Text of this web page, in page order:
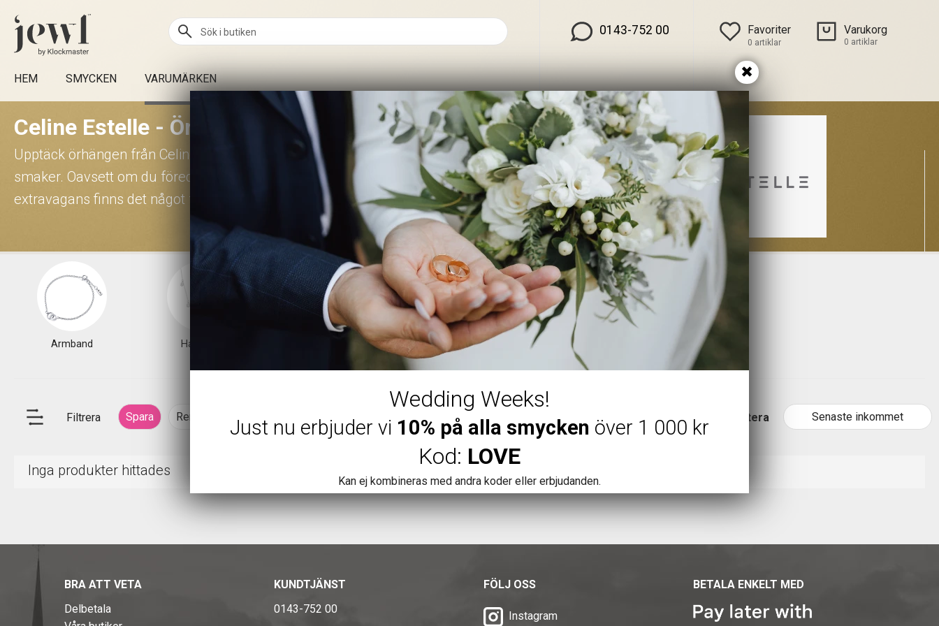
0143-752 00 Favoriter
0 artiklar
Varukorg
0 artiklar
HEM SMYCKEN VARUMÄRKEN
Celine Estelle - Örhängen
Upptäck örhängen från CelineEstelle, designade för att tilltala alla
smaker. Oavsett om du föredrar enkel elegans eller glamourös
extravagans finns det något för dig.
Armband Halsband Örhängen
Filtrera Spara Rensa Sortera Senaste inkommet
Inga produkter hittades
BRA ATT VETA
Delbetala
KUNDTJÄNST
0143-752 00
FÖLJ OSS
Instagram
BETALA ENKELT MED
Wedding Weeks!
Just nu erbjuder vi 10% på alla smycken över 1 000 kr
Kod: LOVE
Kan ej kombineras med andra koder eller erbjudanden.